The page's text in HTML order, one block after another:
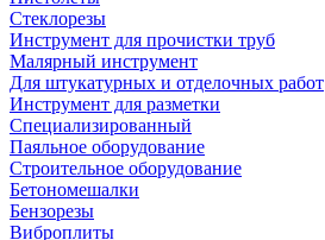
Стеклорезы
Инструмент для прочистки труб
Малярный инструмент
Для штукатурных и отделочных работ
Инструмент для разметки
Специализированный
Паяльное оборудование
Строительное оборудование
Бетономешалки
Бензорезы
Виброплиты